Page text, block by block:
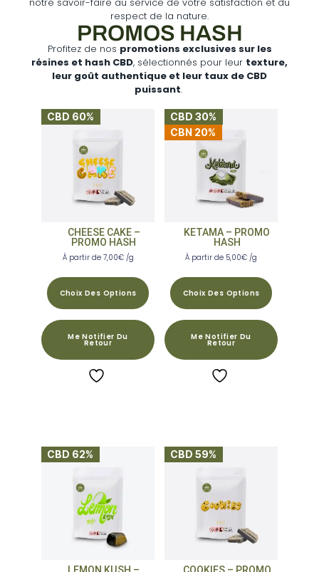
respect de la nature.
PROMOS HASH
Profitez de nos promotions exclusives sur les
résines et hash CBD, sélectionnés pour leur texture,
leur goût authentique et leur taux de CBD
puissant.
CBD 60%
CHEESE CAKE –
PROMO HASH
À partir de 7,00€ /g
Choix Des Options
Me Notifier Du
Retour
CBD 30%
CBN 20%
KETAMA – PROMO
HASH
À partir de 5,00€ /g
Choix Des Options
Me Notifier Du
Retour
CBD 62% CBD 59%